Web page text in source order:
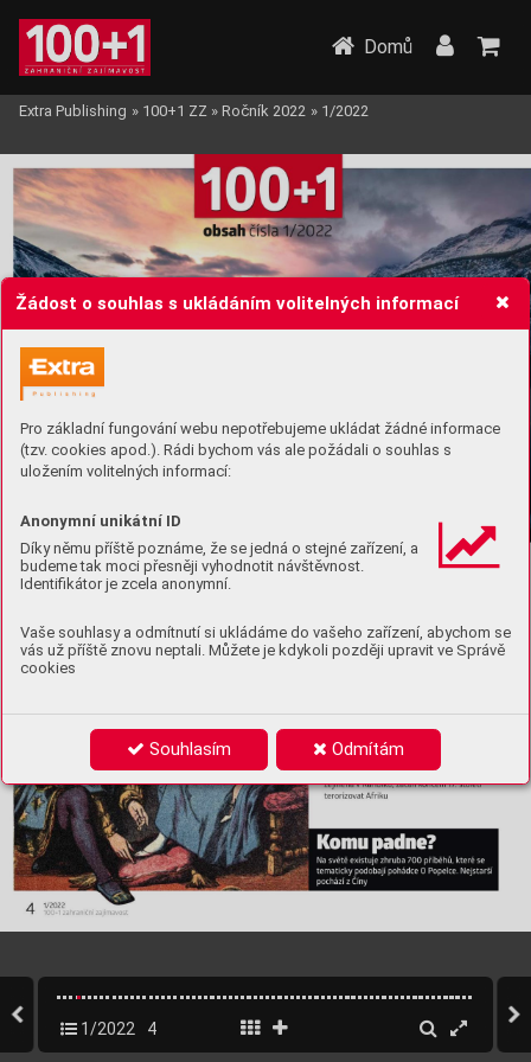
Žádost o souhlas s ukládáním volitelných informací
Pro základní fungování webu nepotřebujeme ukládat žádné informace
(tzv. cookies apod.). Rádi bychom vás ale požádali o souhlas s
uložením volitelných informací:
Anonymní unikátní ID
Díky němu příště poznáme, že se jedná o stejné zařízení, a
budeme tak moci přesněji vyhodnotit návštěvnost.
Identifikátor je zcela anonymní.
Vaše souhlasy a odmítnutí si ukládáme do vašeho zařízení, abychom se
vás už příště znovu neptali. Můžete je kdykoli později upravit ve Správě
cookies
Souhlasím Odmítám
Domů
Extra Publishing » 100+1 ZZ » Ročník 2022 » 1/2022
1/2022 4